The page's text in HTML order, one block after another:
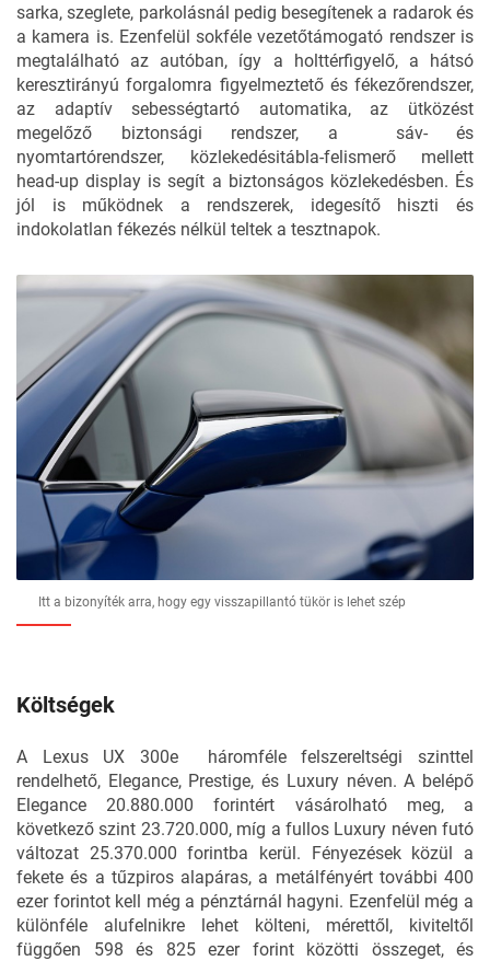
sarka, szeglete, parkolásnál pedig besegítenek a radarok és
a kamera is. Ezenfelül sokféle vezetőtámogató rendszer is
megtalálható az autóban, így a holttérfigyelő, a hátsó
keresztirányú forgalomra figyelmeztető és fékezőrendszer,
az adaptív sebességtartó automatika, az ütközést
megelőző biztonsági rendszer, a sáv- és
nyomtartórendszer, közlekedésitábla-felismerő mellett
head-up display is segít a biztonságos közlekedésben. És
jól is működnek a rendszerek, idegesítő hiszti és
indokolatlan fékezés nélkül teltek a tesztnapok.
Itt a bizonyíték arra, hogy egy visszapillantó tükör is lehet szép
Költségek
A Lexus UX 300e háromféle felszereltségi szinttel
rendelhető, Elegance, Prestige, és Luxury néven. A belépő
Elegance 20.880.000 forintért vásárolható meg, a
következő szint 23.720.000, míg a fullos Luxury néven futó
változat 25.370.000 forintba kerül. Fényezések közül a
fekete és a tűzpiros alapáras, a metálfényért további 400
ezer forintot kell még a pénztárnál hagyni. Ezenfelül még a
különféle alufelnikre lehet költeni, mérettől, kiviteltől
függően 598 és 825 ezer forint közötti összeget, és